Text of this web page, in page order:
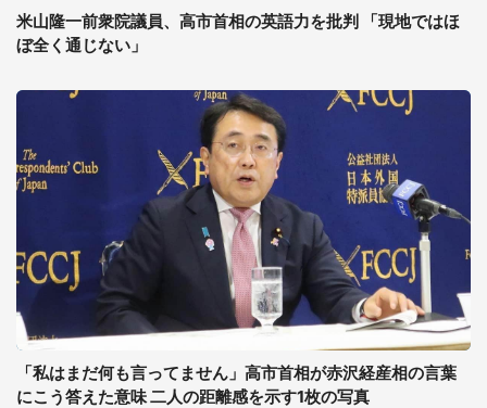
米山隆一前衆院議員、高市首相の英語力を批判 「現地ではほ
ぼ全く通じない」
「私はまだ何も言ってません」高市首相が赤沢経産相の言葉
にこう答えた意味 二人の距離感を示す1枚の写真